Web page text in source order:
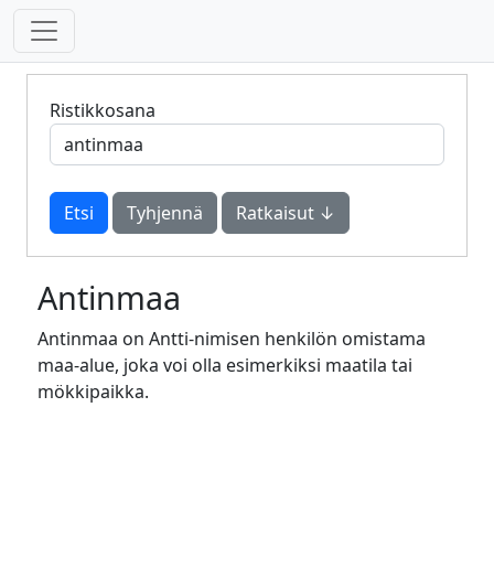
Ristikkosana
Tyhjennä Ratkaisut ↓
Antinmaa
Antinmaa on Antti-nimisen henkilön omistama
maa-alue, joka voi olla esimerkiksi maatila tai
mökkipaikka.